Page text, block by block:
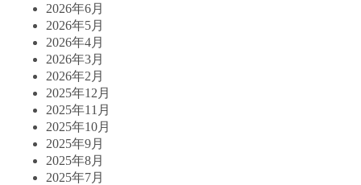
2026年6月
2026年5月
2026年4月
2026年3月
2026年2月
2025年12月
2025年11月
2025年10月
2025年9月
2025年8月
2025年7月